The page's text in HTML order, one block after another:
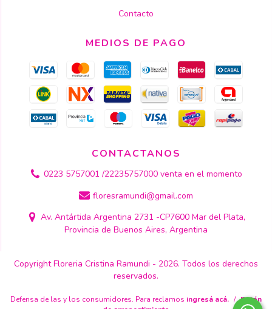
Contacto
MEDIOS DE PAGO
CONTACTANOS
0223 5757001 /22235757000 venta en el momento
floresramundi@gmail.com
Av. Antártida Argentina 2731 -CP7600 Mar del Plata,
Provincia de Buenos Aires, Argentina
Copyright Floreria Cristina Ramundi - 2026. Todos los derechos
reservados.
Defensa de las y los consumidores. Para reclamos ingresá acá. / Botón